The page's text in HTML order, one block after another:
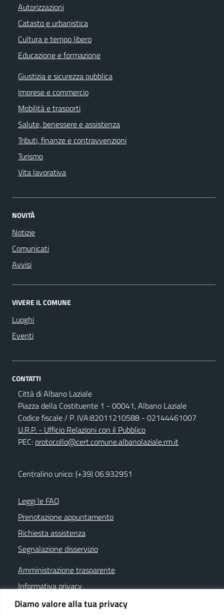
Diamo valore alla tua privacy
Autorizzazioni
Catasto e urbanistica
Cultura e tempo libero
Educazione e formazione
Giustizia e sicurezza pubblica
Imprese e commercio
Mobilità e trasporti
Salute, benessere e assistenza
Tributi, finanze e contravvenzioni
Turismo
Vita lavorativa
NOVITÀ
Notizie
Comunicati
Avvisi
VIVERE IL COMUNE
Luoghi
Eventi
CONTATTI
Città di Albano Laziale
Piazza della Costituente 1 - 00041, Albano Laziale
Codice fiscale / P. IVA:82011210588 - 02144461007
U.R.P. - Ufficio Relazioni con il Pubblico
PEC: protocollo@cert.comune.albanolaziale.rm.it
Centralino unico: (+39) 06.932951
Leggi le FAQ
Prenotazione appuntamento
Richiesta assistenza
Segnalazione disservizio
Amministrazione trasparente
Informativa privacy
Note legali